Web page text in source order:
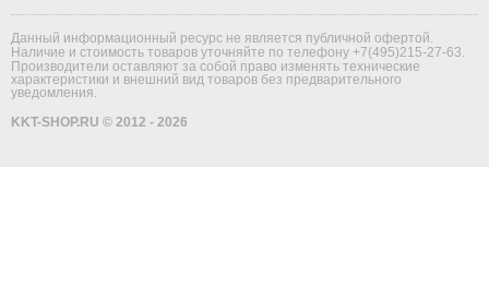
Данный информационный ресурс не является публичной офертой.
Наличие и стоимость товаров уточняйте по телефону +7(495)215-27-63
Производители оставляют за собой право изменять технические
характеристики и внешний вид товаров без предварительного
уведомления.
KKT-SHOP.RU © 2012 - 2026